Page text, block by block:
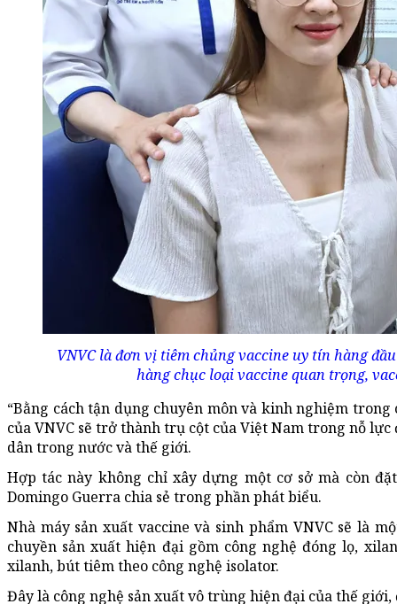
VNVC là đơn vị tiêm chủng vaccine uy tín hàng
hàng chục loại vaccine quan trọng,
“Bằng cách tận dụng chuyên môn và kinh nghiệm
của VNVC sẽ trở thành trụ cột của Việt Nam trong nỗ
dân trong nước và thế giới.
Hợp tác này không chỉ xây dựng một cơ sở mà còn
Domingo Guerra chia sẻ trong phần phát biểu.
Nhà máy sản xuất vaccine và sinh phẩm VNVC sẽ là
chuyền sản xuất hiện đại gồm công nghệ đóng lọ,
xilanh, bút tiêm theo công nghệ isolator.
Đây là công nghệ sản xuất vô trùng hiện đại của thế